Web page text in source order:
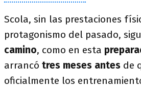
Scola, sin las prestaciones
protagonismo del pasado,
camino, como en esta
arrancó tres meses antes de
oficialmente los